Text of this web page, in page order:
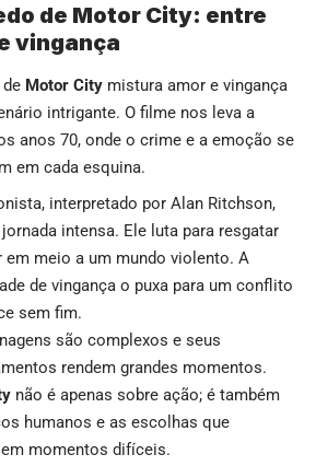
de Motor City: entre
vingança
Motor City mistura amor e vingança
intrigante. O filme nos leva a
anos 70, onde o crime e a emoção se
em cada esquina.
interpretado por Alan Ritchson,
intensa. Ele luta para resgatar
em meio a um mundo violento. A
de vingança o puxa para um conflito
sem fim.
são complexos e seus
rendem grandes momentos.
não é apenas sobre ação; é também
humanos e as escolhas que
momentos difíceis.